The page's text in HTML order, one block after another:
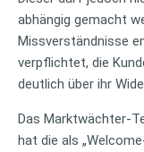
abhängig gemacht
Missverständnisse
verpflichtet, die
deutlich über ihr
Das Marktwächter-
hat die als